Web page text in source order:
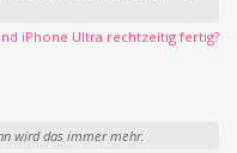
iPhone Ultra rechtzeitig fertig?
wird das immer mehr.